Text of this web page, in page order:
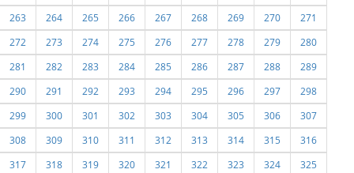
263
264 265 266 267 268 269 270
271
272
273 274 275 276 277 278 279
280
281
282 283 284 285 286 287 288
289
290
291 292 293 294 295 296 297
298
299
300 301 302 303 304 305 306
307
308
309 310 311 312 313 314 315
316
317
318 319 320 321 322 323 324
325